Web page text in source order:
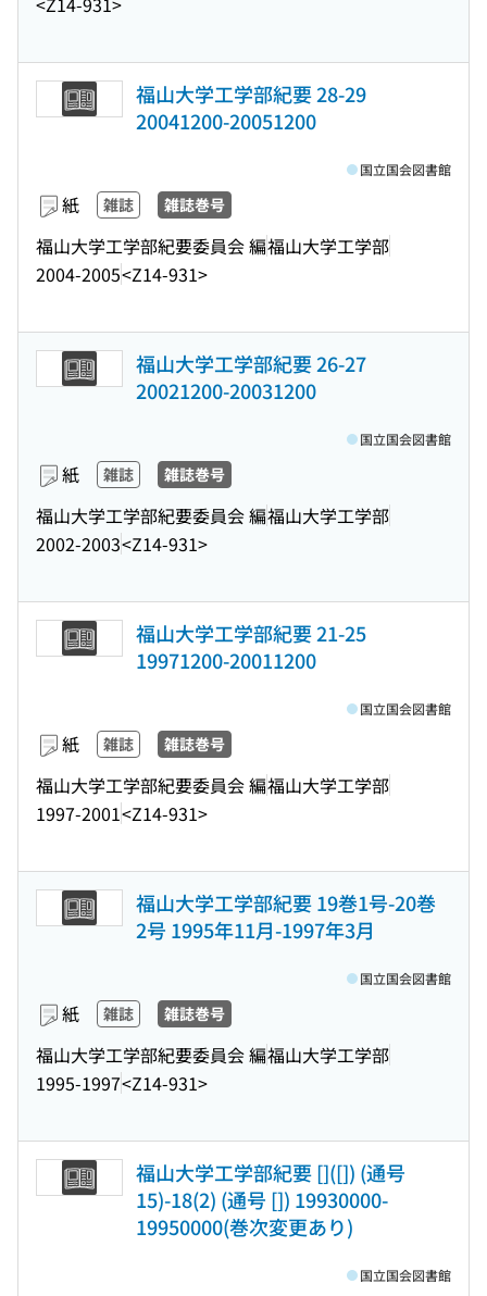
福山大学工学部紀要 28-29
20041200-20051200
紙 雑誌 雑誌巻号
福山大学工学部紀要委員会 編福山大学工学部
2004-2005<Z14-931>
国立国会図書館
福山大学工学部紀要 26-27
20021200-20031200
紙 雑誌 雑誌巻号
福山大学工学部紀要委員会 編福山大学工学部
2002-2003<Z14-931>
国立国会図書館
福山大学工学部紀要 21-25
19971200-20011200
紙 雑誌 雑誌巻号
福山大学工学部紀要委員会 編福山大学工学部
1997-2001<Z14-931>
国立国会図書館
福山大学工学部紀要 19巻1号-20巻
2号 1995年11月-1997年3月
紙 雑誌 雑誌巻号
福山大学工学部紀要委員会 編福山大学工学部
1995-1997<Z14-931>
国立国会図書館
福山大学工学部紀要 []([]) (通号
15)-18(2) (通号 []) 19930000-
19950000(巻次変更あり)
国立国会図書館